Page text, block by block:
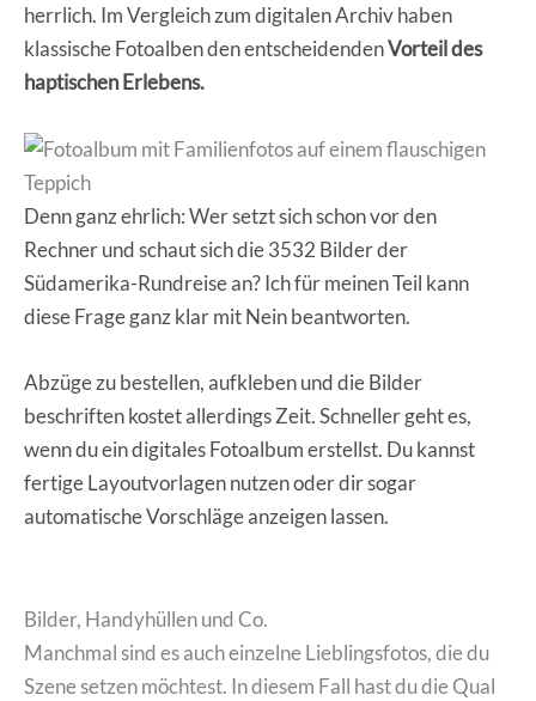
herrlich. Im Vergleich zum digitalen Archiv haben
klassische Fotoalben den entscheidendenVorteil des
haptischen Erlebens.
Denn ganz ehrlich: Wer setzt sich schon vor den
Rechner und schaut sich die 3532 Bilder der
Südamerika-Rundreise an? Ich für meinen Teil kann
diese Frage ganz klar mit Nein beantworten.
Abzüge zu bestellen, aufkleben und die Bilder
beschriften kostet allerdings Zeit. Schneller geht es,
wenn du ein digitales Fotoalbum erstellst. Du kannst
fertige Layoutvorlagen nutzen oder dir sogar
automatische Vorschläge anzeigen lassen.
Bilder, Handyhüllen und Co.
Manchmal sind es auch einzelne Lieblingsfotos, die du
Szene setzen möchtest. In diesem Fall hast du die Qual